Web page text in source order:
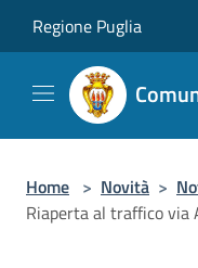
Regione Puglia
Home > Novità >
Riaperta al traffico via